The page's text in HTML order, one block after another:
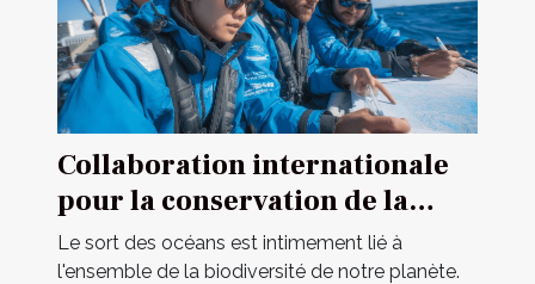
Collaboration internationale
pour la conservation de la
biodiversité marine
Le sort des océans est intimement lié à
l'ensemble de la biodiversité de notre planète.